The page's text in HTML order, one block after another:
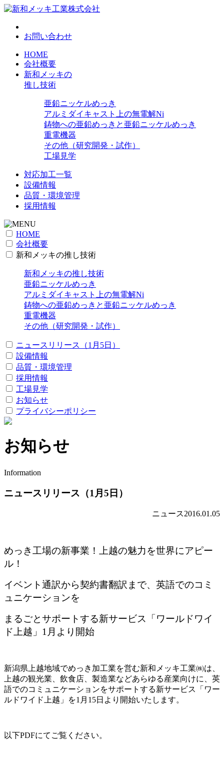
お問い合わせ
HOME
会社概要
新和メッキの
推し技術
亜鉛ニッケルめっき
アルミダイキャスト上の無電解Ni
鋳物への亜鉛めっきと亜鉛ニッケルめっき
重電機器
その他（研究開発・試作）
工場見学
対応加工一覧
設備情報
品質・環境管理
採用情報
HOME
会社概要
新和メッキの推し技術
新和メッキの推し技術
亜鉛ニッケルめっき
アルミダイキャスト上の無電解Ni
鋳物への亜鉛めっきと亜鉛ニッケルめっき
重電機器
その他（研究開発・試作）
ニュースリリース（1月5日）
設備情報
品質・環境管理
採用情報
工場見学
お知らせ
プライバシーポリシー
お知らせ
Information
ニュースリリース（1月5日）
ニュース2016.01.05
めっき工場の新事業！上越の魅力を世界にアピー
ル！
イベント通訳から契約書翻訳まで、英語でのコミ
ュニケーションを
まるごとサポートする新サービス「ワールドワイ
ド上越」1月より開始
新潟県上越地域でめっき加工業を営む新和メッキ工業㈱は、
上越の観光業、飲食店、製造業などあらゆる産業向けに、英
語でのコミュニケーションをサポートする新サービス「ワー
ルドワイド上越」を1月15日より開始いたします。
以下PDFにてご覧ください。